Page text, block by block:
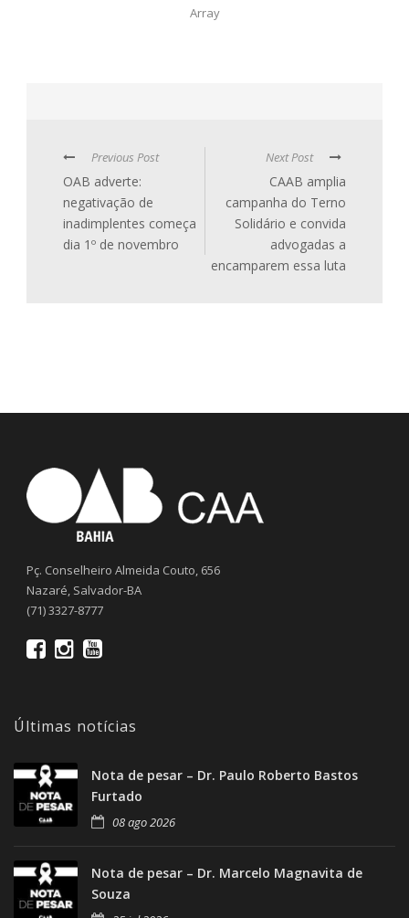
Array
Previous Post
OAB adverte:
negativação de
inadimplentes começa
dia 1º de novembro
Next Post
CAAB amplia
campanha do Terno
Solidário e convida
advogadas a
encamparem essa luta
Pç. Conselheiro Almeida Couto, 656
Nazaré, Salvador-BA
(71) 3327-8777
Últimas notícias
Nota de pesar – Dr. Paulo Roberto Bastos
Furtado
08 ago 2026
Nota de pesar – Dr. Marcelo Magnavita de
Souza